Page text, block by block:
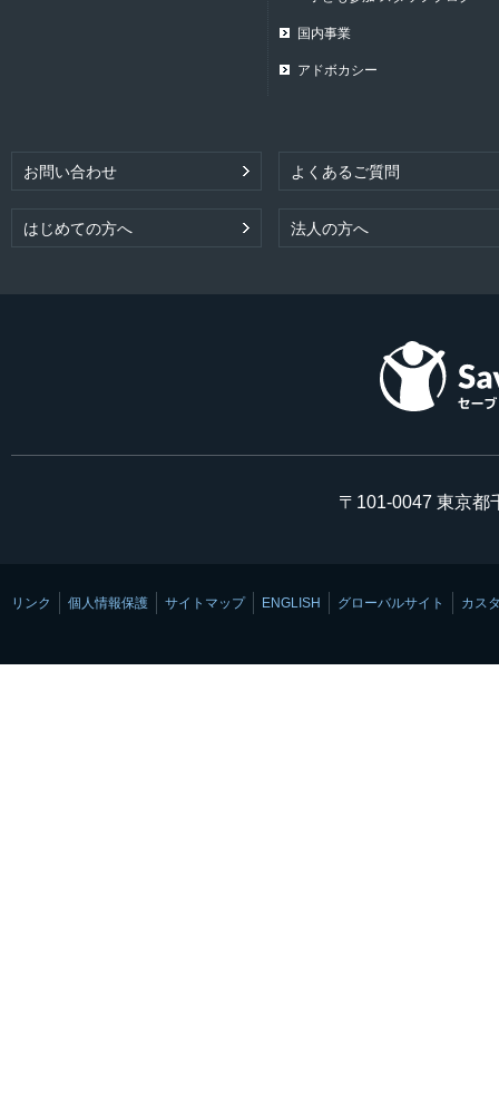
国内事業
アドボカシー
お問い合わせ よくあるご質問
はじめての方へ 法人の方へ
〒101-0047 東京都
リンク 個人情報保護 サイトマップ ENGLISH グローバルサイト カス